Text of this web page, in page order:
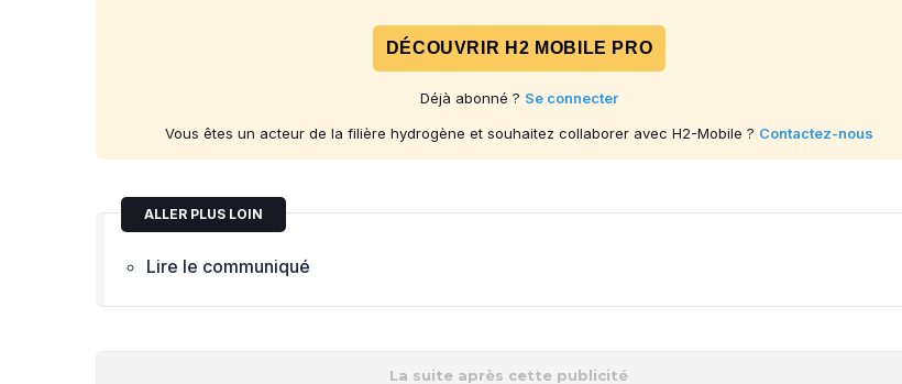
DÉCOUVRIR H2 MOBILE PRO
Déjà abonné ? Se connecter
Vous êtes un acteur de la filière hydrogène et souhaitez collaborer avec H2-Mobile ? Contactez-nous
ALLER PLUS LOIN
Lire le communiqué